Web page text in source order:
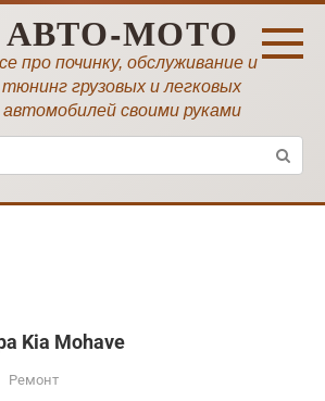
АВТО-МОТО
про починку, обслуживание и
тюнинг грузовых и легковых
автомобилей своими руками
Kia Mohave
Ремонт